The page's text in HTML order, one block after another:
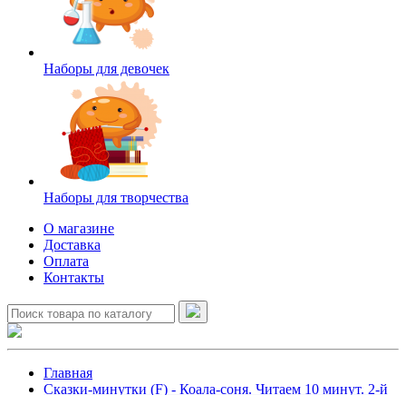
Наборы для девочек
Наборы для творчества
О магазине
Доставка
Оплата
Контакты
Главная
Сказки-минутки (F) - Коала-соня. Читаем 10 минут. 2-й